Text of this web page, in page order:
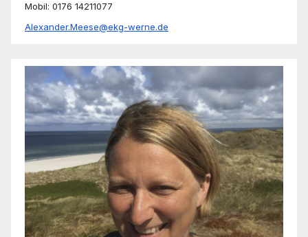
Mobil: 0176 14211077
Alexander.Meese@ekg-werne.de